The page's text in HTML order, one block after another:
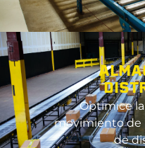
Optimice
movimiento de
de